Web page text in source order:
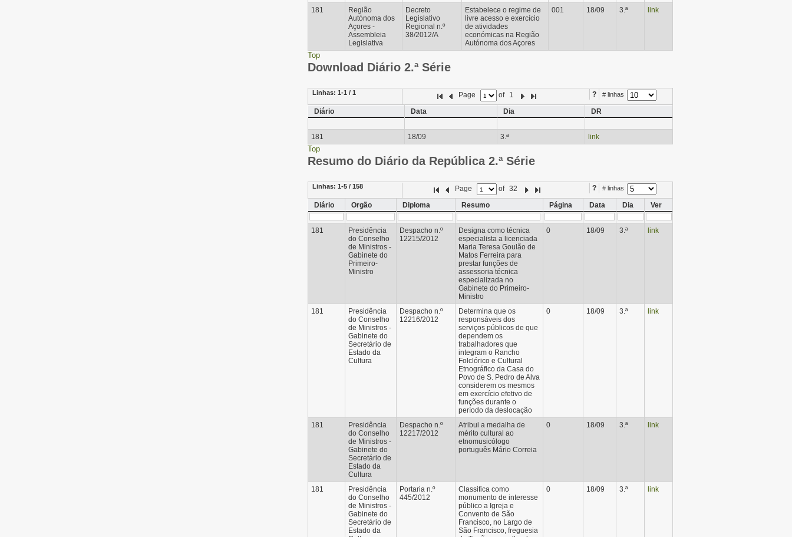
181
Região
Autónoma dos
Açores -
Assembleia
Legislativa
Decreto
Legislativo
Regional n.º
38/2012/A
Estabelece o regime de
livre acesso e exercício
de atividades
económicas na Região
Autónoma dos Açores
001 18/09 3.ª link
Top
Download Diário 2.ª Série
Linhas: 1-1 / 1 ? # linhas
Page of 1
Diário
Data Dia DR
181 18/09 3.ª link
Top
Resumo do Diário da República 2.ª Série
Linhas: 1-5 / 158 ? # linhas
Page of 32
Diário
Orgão Diploma Resumo Página Data Dia Ver
181
Presidência
do Conselho
de Ministros -
Gabinete do
Primeiro-
Ministro
Despacho n.º
12215/2012
Designa como técnica
especialista a licenciada
Maria Teresa Goulão de
Matos Ferreira para
prestar funções de
assessoria técnica
especializada no
Gabinete do Primeiro-
Ministro
0 18/09 3.ª link
181
Presidência
do Conselho
de Ministros -
Gabinete do
Secretário de
Estado da
Cultura
Despacho n.º
12216/2012
Determina que os
responsáveis dos
serviços públicos de que
dependem os
trabalhadores que
integram o Rancho
Folclórico e Cultural
Etnográfico da Casa do
Povo de S. Pedro de Alva
considerem os mesmos
em exercício efetivo de
funções durante o
período da deslocação
0 18/09 3.ª link
181
Presidência
do Conselho
de Ministros -
Gabinete do
Secretário de
Estado da
Cultura
Despacho n.º
12217/2012
Atribui a medalha de
mérito cultural ao
etnomusicólogo
português Mário Correia
0 18/09 3.ª link
181
Presidência
do Conselho
de Ministros -
Gabinete do
Secretário de
Estado da
Portaria n.º
445/2012
Classifica como
monumento de interesse
público a Igreja e
Convento de São
Francisco, no Largo de
São Francisco, freguesia
0 18/09 3.ª link